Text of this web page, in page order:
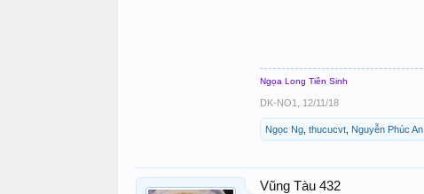
Ngọa Long Tiên Sinh
DK-NO1 12/11/18
Ngọc Ng thucucvt Nguyễn Phúc An
Vũng Tàu 432